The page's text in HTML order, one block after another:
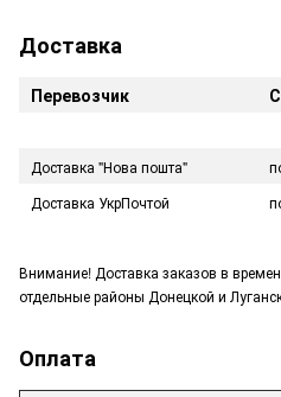
Доставка
Перевозчик
Доставка "Нова пошта"
Доставка УкрПочтой
Внимание! Доставка заказов в
отдельные районы Донецкой и
Оплата